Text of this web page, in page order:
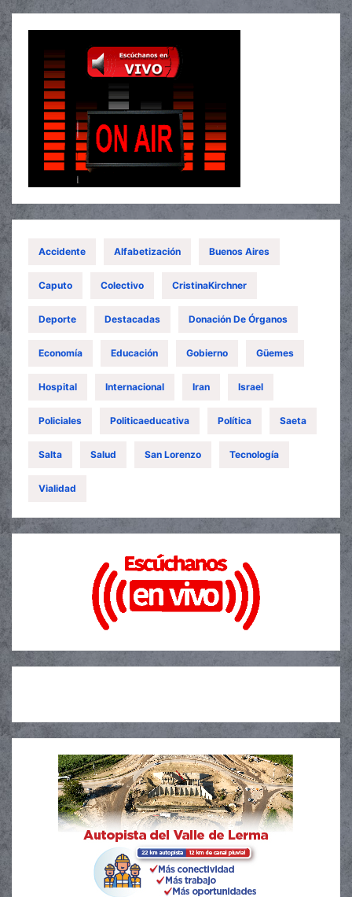
Accidente Alfabetización Buenos Aires
Caputo Colectivo CristinaKirchner
Deporte Destacadas Donación De Órganos
Economía Educación Gobierno Güemes
Hospital Internacional Iran Israel
Policiales Politicaeducativa Política Saeta
Salta Salud San Lorenzo Tecnología
Vialidad